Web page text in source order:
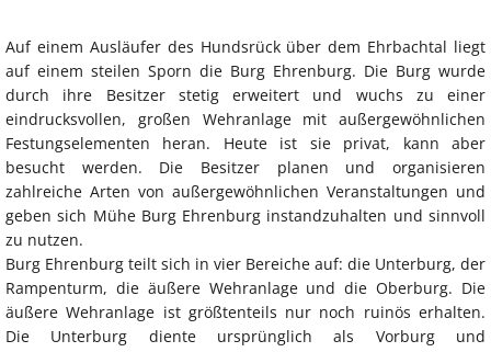
Auf einem Ausläufer des Hundsrück über dem Ehrbachtal liegt
auf einem steilen Sporn die Burg Ehrenburg. Die Burg wurde
durch ihre Besitzer stetig erweitert und wuchs zu einer
eindrucksvollen, großen Wehranlage mit außergewöhnlichen
Festungselementen heran. Heute ist sie privat, kann aber
besucht werden. Die Besitzer planen und organisieren
zahlreiche Arten von außergewöhnlichen Veranstaltungen und
geben sich Mühe Burg Ehrenburg instandzuhalten und sinnvoll
zu nutzen.
Burg Ehrenburg teilt sich in vier Bereiche auf: die Unterburg, der
Rampenturm, die äußere Wehranlage und die Oberburg. Die
äußere Wehranlage ist größtenteils nur noch ruinös erhalten.
Die Unterburg diente ursprünglich als Vorburg und